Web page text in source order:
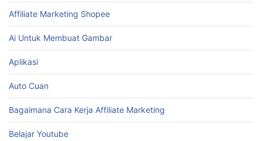
Affiliate Marketing Shopee
Ai Untuk Membuat Gambar
Aplikasi
Auto Cuan
Bagaimana Cara Kerja Affiliate Marketing
Belajar Youtube